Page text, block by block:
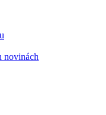
novinách